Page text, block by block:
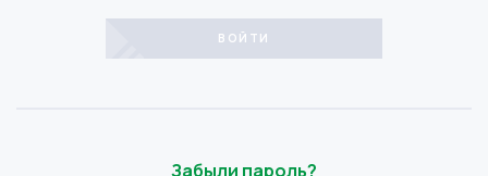
Забыли пароль?